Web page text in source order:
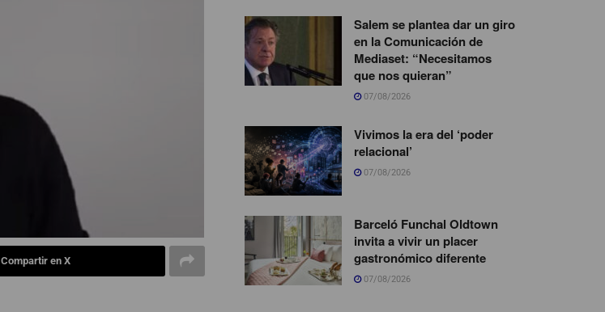
Compartir en X
Salem se plantea dar un giro
en la Comunicación de
Mediaset: “Necesitamos
que nos quieran”
07/08/2026
Vivimos la era del ‘poder
relacional’
07/08/2026
Barceló Funchal Oldtown
invita a vivir un placer
gastronómico diferente
07/08/2026